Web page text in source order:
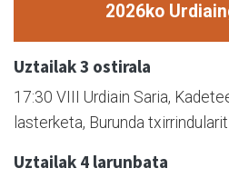
2026ko
Uztailak 3 ostirala
17:30 VIII Urdiain Saria,
lasterketa, Burunda
Uztailak 4 larunbata